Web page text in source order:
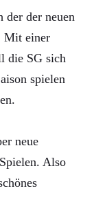
der der neuen
Mit einer
die SG sich
spielen
neue
Also